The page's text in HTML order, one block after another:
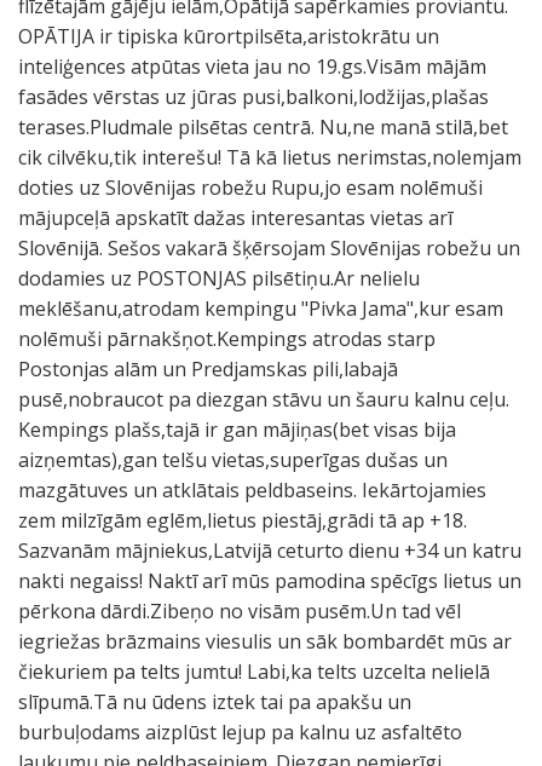
flīzētajām gājēju ielām,Opātijā sapērkamies proviantu.
OPĀTIJA ir tipiska kūrortpilsēta,aristokrātu un
inteliģences atpūtas vieta jau no 19.gs.Visām mājām
fasādes vērstas uz jūras pusi,balkoni,lodžijas,plašas
terases.Pludmale pilsētas centrā. Nu,ne manā stilā,bet
cik cilvēku,tik interešu! Tā kā lietus nerimstas,nolemjam
doties uz Slovēnijas robežu Rupu,jo esam nolēmuši
mājupceļā apskatīt dažas interesantas vietas arī
Slovēnijā. Sešos vakarā šķērsojam Slovēnijas robežu un
dodamies uz POSTONJAS pilsētiņu.Ar nelielu
meklēšanu,atrodam kempingu "Pivka Jama",kur esam
nolēmuši pārnakšņot.Kempings atrodas starp
Postonjas alām un Predjamskas pili,labajā
pusē,nobraucot pa diezgan stāvu un šauru kalnu ceļu.
Kempings plašs,tajā ir gan mājiņas(bet visas bija
aizņemtas),gan telšu vietas,superīgas dušas un
mazgātuves un atklātais peldbaseins. Iekārtojamies
zem milzīgām eglēm,lietus piestāj,grādi tā ap +18.
Sazvanām mājniekus,Latvijā ceturto dienu +34 un katru
nakti negaiss! Naktī arī mūs pamodina spēcīgs lietus un
pērkona dārdi.Zibeņo no visām pusēm.Un tad vēl
iegriežas brāzmains viesulis un sāk bombardēt mūs ar
čiekuriem pa telts jumtu! Labi,ka telts uzcelta nelielā
slīpumā.Tā nu ūdens iztek tai pa apakšu un
burbuļodams aizplūst lejup pa kalnu uz asfaltēto